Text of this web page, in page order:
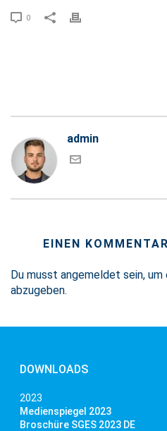
0
admin
EINEN
Du musst angemeldet sein,
abzugeben.
DOWNLOADS
2023
Medienspiegel 2023
Broschüre SGES 2023 DE